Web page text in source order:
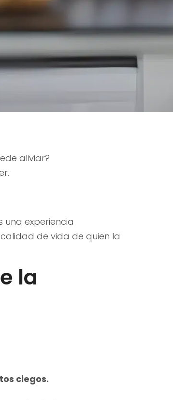
aliviar?
una experiencia
de vida de quien la
la
ciegos.